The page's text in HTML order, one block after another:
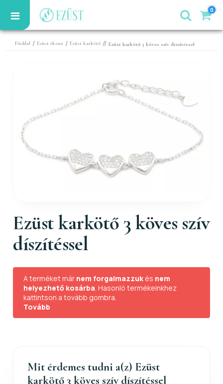
0
Főoldal / Ezüst ékszer / Ezüst karkötő // Ezüst karkötő 3 köves szív díszítéssel
Ezüst karkötő 3 köves szív
díszítéssel
A terméket már nem forgalmazzuk és nem
helyezhető kosárba . Hasonló termékeinkhez
kattintson a tovább gombra.
Tovább
Mit érdemes tudni a(z) Ezüst
karkötő 3 köves szív díszítéssel